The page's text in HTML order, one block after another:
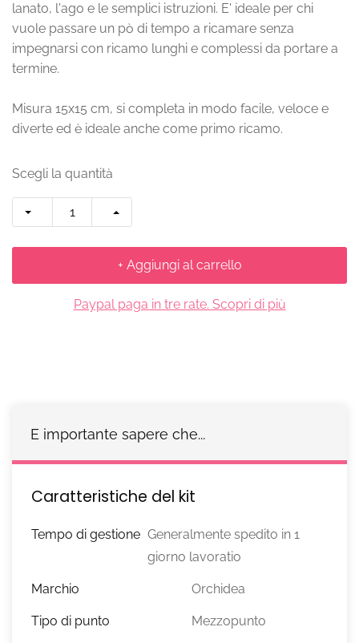
lanato, l'ago e le semplici istruzioni. E' ideale per chi
vuole passare un pò di tempo a ricamare senza
impegnarsi con ricamo lunghi e complessi da portare a
termine.
Misura 15x15 cm, si completa in modo facile, veloce e
diverte ed è ideale anche come primo ricamo.
Scegli la quantità
+ Aggiungi al carrello
Paypal paga in tre rate. Scopri di più
E importante sapere che...
Caratteristiche del kit
Tempo di gestione Generalmente spedito in 1
giorno lavoratio
Marchio Orchidea
Tipo di punto Mezzopunto